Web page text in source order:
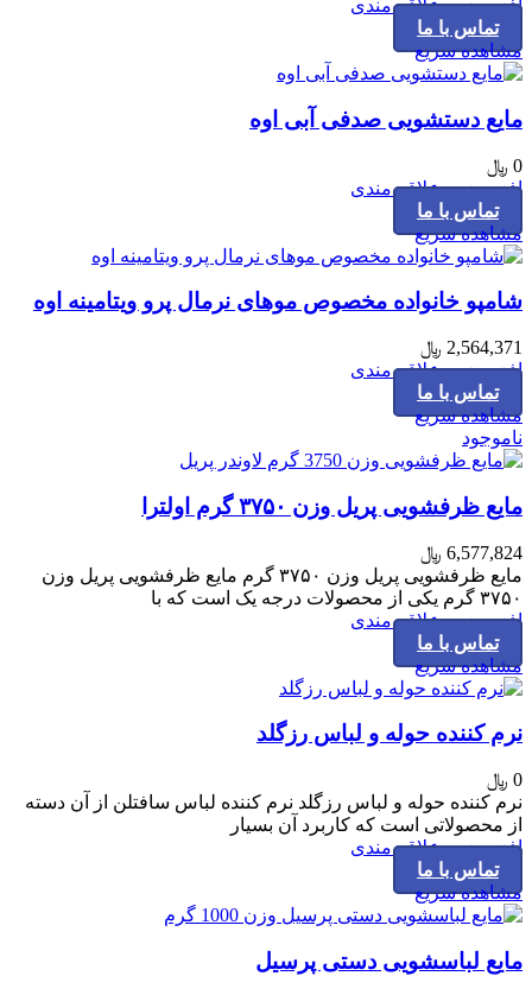
افزودن به علاقه مندی
تماس با ما
مشاهده سریع
مایع دستشویی صدفی آبی اوه
0 ﷼
افزودن به علاقه مندی
تماس با ما
مشاهده سریع
شامپو خانواده مخصوص موهای نرمال پرو ویتامینه اوه
2,564,371 ﷼
افزودن به علاقه مندی
تماس با ما
مشاهده سریع
ناموجود
مایع ظرفشویی پریل وزن ۳۷۵۰ گرم اولترا
6,577,824 ﷼
مایع ظرفشویی پریل وزن ۳۷۵۰ گرم مایع ظرفشویی پریل وزن
۳۷۵۰ گرم یکی از محصولات درجه یک است که با
افزودن به علاقه مندی
تماس با ما
مشاهده سریع
نرم کننده حوله و لباس رزگلد
0 ﷼
نرم کننده حوله و لباس رزگلد نرم کننده لباس سافتلن از آن دسته
از محصولاتی است که کاربرد آن بسیار
افزودن به علاقه مندی
تماس با ما
مشاهده سریع
مایع لباسشویی دستی پرسیل